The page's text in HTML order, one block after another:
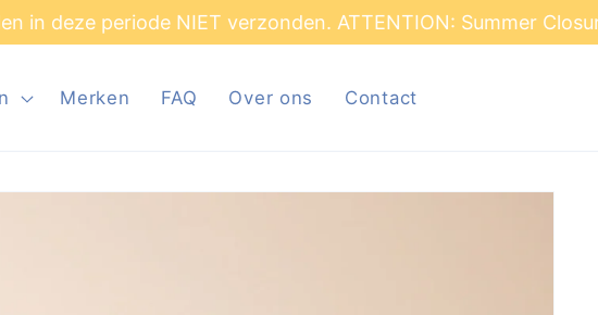
NIET verzonden. ATTENTION:Summer Closure.Our
Merken FAQ Over ons Contact